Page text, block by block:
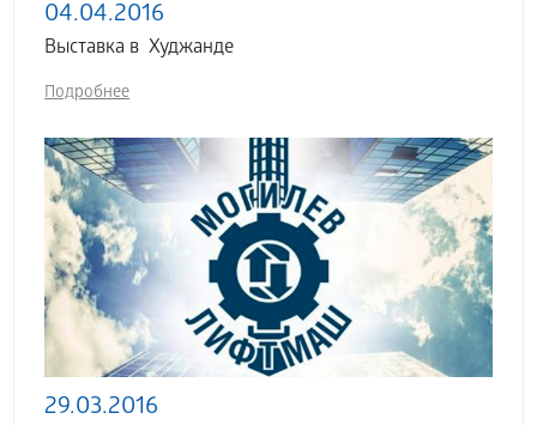
04.04.2016
Выставка в Худжанде
Подробнее
29.03.2016